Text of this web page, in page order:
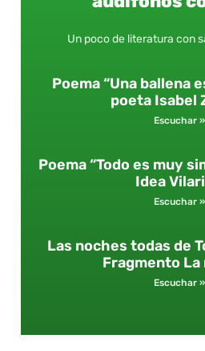
Un poco de literatura con
Poema “Una ballena
poeta Isabel
Escuchar »
Poema “Todo es muy
Idea
Escuchar »
Las noches todas de
Fragmento
Escuchar »